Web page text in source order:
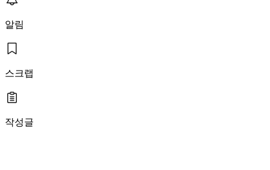
알림
스크랩
작성글